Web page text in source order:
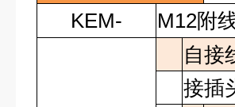
KEM-
M12附
自接
接插